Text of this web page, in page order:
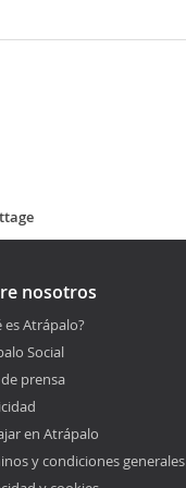
nosotros
es Atrápalo?
Social
prensa
en Atrápalo
y condiciones generales